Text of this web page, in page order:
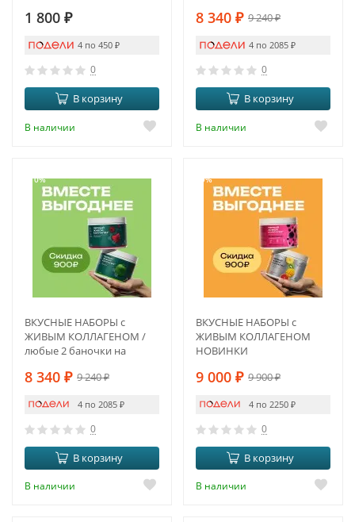
1 800 ₽
4 по 450 ₽
0
В корзину
В наличии
8 340 ₽ 9 240₽
4 по 2085 ₽
0
В корзину
В наличии
-10%
ВКУСНЫЕ НАБОРЫ с
ЖИВЫМ КОЛЛАГЕНОМ /
любые 2 баночки на
желанию
8 340 ₽ 9 240₽
4 по 2085 ₽
0
В корзину
В наличии
-9%
ВКУСНЫЕ НАБОРЫ с
ЖИВЫМ КОЛЛАГЕНОМ
НОВИНКИ
9 000 ₽ 9 900₽
4 по 2250 ₽
0
В корзину
В наличии